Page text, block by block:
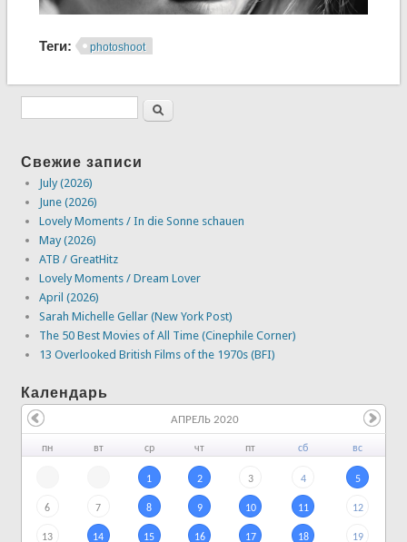
Теги: photoshoot
Свежие записи
July (2026)
June (2026)
Lovely Moments / In die Sonne schauen
May (2026)
ATB / GreatHitz
Lovely Moments / Dream Lover
April (2026)
Sarah Michelle Gellar (New York Post)
The 50 Best Movies of All Time (Cinephile Corner)
13 Overlooked British Films of the 1970s (BFI)
Календарь
пн вт ср чт пт сб вс
1 2 3 4 5
6 7 8 9 10 11 12
13 14 15 16 17 18 19
АПРЕЛЬ 2020